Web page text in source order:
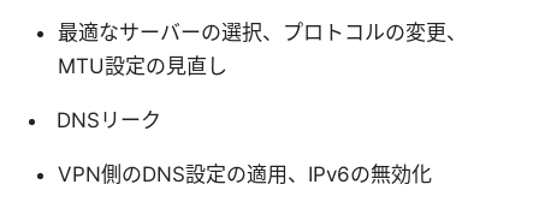
最適なサーバーの選択、プロトコルの変更、
MTU設定の見直し
DNSリーク
VPN側のDNS設定の適用、IPv6の無効化